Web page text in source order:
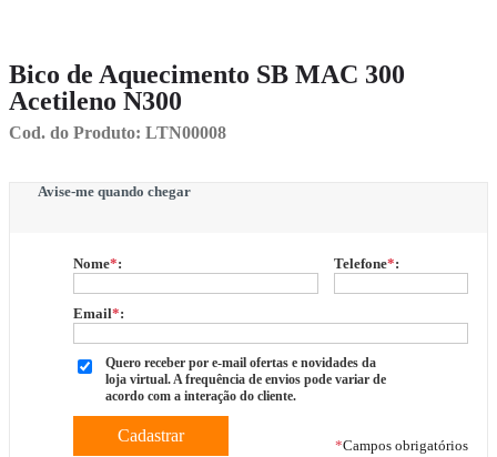
Bico de Aquecimento SB MAC 300
Acetileno N300
Cod. do Produto: LTN00008
Avise-me quando chegar
Nome*: Telefone*:
Email*:
Quero receber por e-mail ofertas e novidades da
loja virtual. A frequência de envios pode variar de
acordo com a interação do cliente.
*Campos obrigatórios